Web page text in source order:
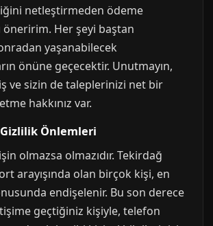
netleştirmeden ödeme
öneririm. Her şeyi baştan
yaşanabilecek
önüne geçecektir. Unutmayın,
ve sizin de taleplerinizi net bir
hakkınız var.
Önlemleri
olmazsa olmazıdır. Tekirdağ
arayışında olan birçok kişi, en
endişelenir. Bu son derece
geçtiğiniz kişiyle, telefon